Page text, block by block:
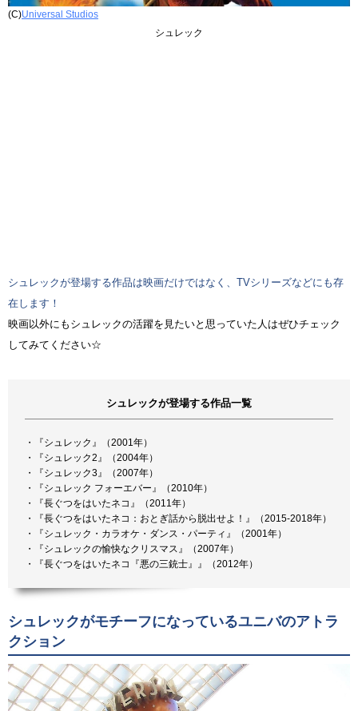
(C)Universal Studios
シュレック
シュレックが登場する作品は映画だけではなく、TVシリーズなどにも存
在します！
映画以外にもシュレックの活躍を見たいと思っていた人はぜひチェック
してみてください☆
シュレックが登場する作品一覧
・『シュレック』（2001年）
・『シュレック2』（2004年）
・『シュレック3』（2007年）
・『シュレック フォーエバー』（2010年）
・『長ぐつをはいたネコ』（2011年）
・『長ぐつをはいたネコ：おとぎ話から脱出せよ！』（2015-2018年）
・『シュレック・カラオケ・ダンス・パーティ』（2001年）
・『シュレックの愉快なクリスマス』（2007年）
・『長ぐつをはいたネコ『悪の三銃士』』（2012年）
シュレックがモチーフになっているユニバのアトラ
クション